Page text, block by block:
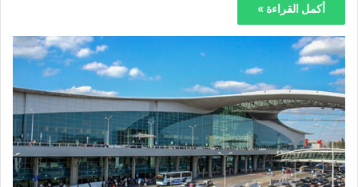
أكمل القراءة »